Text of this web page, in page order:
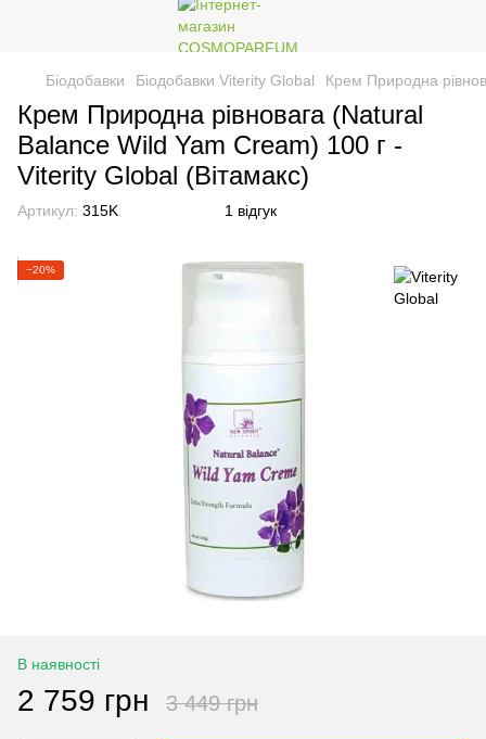
Біодобавки Біодобавки Viterity Global Крем Природна
Крем Природна рівновага (Natural
Balance Wild Yam Cream) 100 г -
Viterity Global (Вітамакс)
Артикул: 315K 1 відгук
−20%
В наявності
2 759 грн 3 449 грн